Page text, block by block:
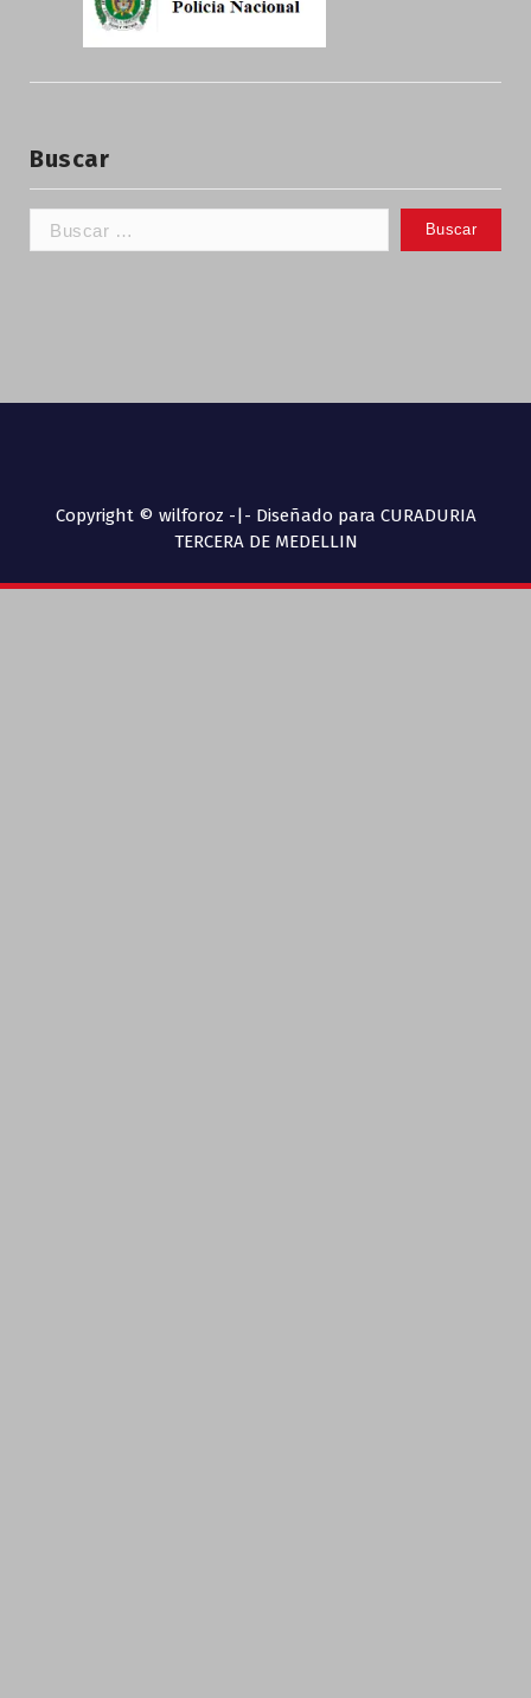
Buscar
Copyright © wilforoz -|- Diseñado para CURADURIA
TERCERA DE MEDELLIN